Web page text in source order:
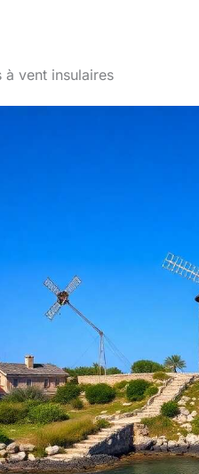
à vent insulaires